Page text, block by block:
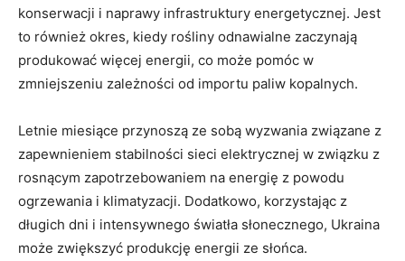
⁢konserwacji ‌i naprawy infrastruktury energetycznej. Jest
to również okres, kiedy rośliny odnawialne zaczynają
produkować więcej energii, ⁢co ⁣może pomóc ⁤w
zmniejszeniu zależności od importu paliw⁣ kopalnych.
Letnie miesiące przynoszą ze sobą wyzwania ‌związane z
zapewnieniem stabilności sieci elektrycznej w związku z
rosnącym zapotrzebowaniem na energię z powodu
ogrzewania i klimatyzacji. Dodatkowo, korzystając ‍z
długich dni i intensywnego światła słonecznego, Ukraina
może zwiększyć produkcję energii ⁢ze słońca.